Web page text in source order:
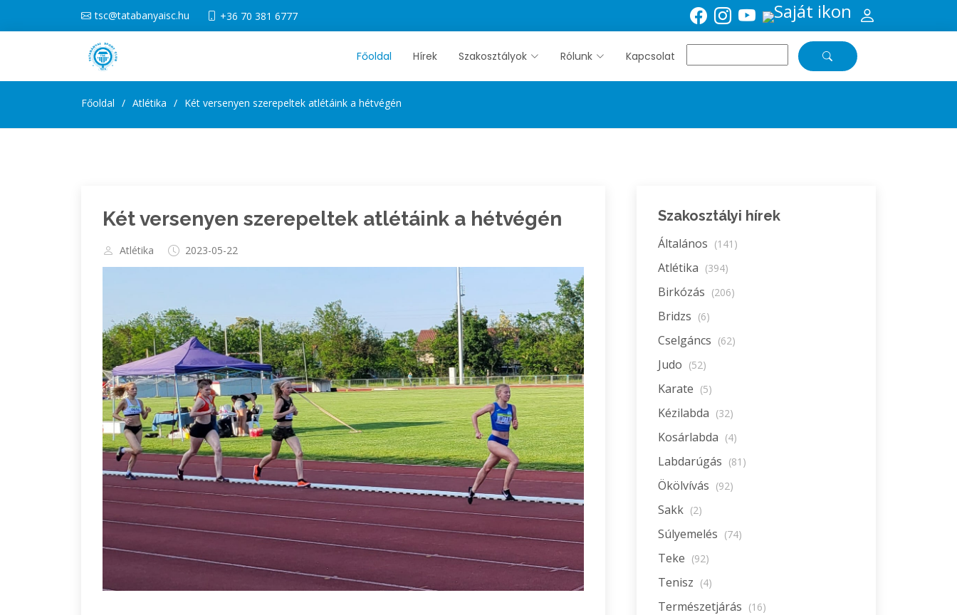
tsc@tatabanyaisc.hu +36 70 381 6777
Főoldal Hírek Szakosztályok Rólunk Kapcsolat
Főoldal Atlétika Két versenyen szerepeltek atlétáink a hétvégén
Két versenyen szerepeltek atlétáink a hétvégén
Atlétika 2023-05-22
Szakosztályi hírek
Általános (141)
Atlétika (394)
Birkózás (206)
Bridzs (6)
Cselgáncs (62)
Judo (52)
Karate (5)
Kézilabda (32)
Kosárlabda (4)
Labdarúgás (81)
Ökölvívás (92)
Sakk (2)
Súlyemelés (74)
Teke (92)
Tenisz (4)
Természetjárás (16)